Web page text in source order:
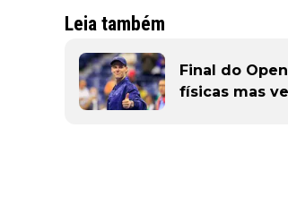
Leia também
Final do
físicas mas